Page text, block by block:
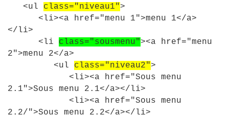
<ul class="niveau1">
<li><a href="menu 1">menu 1</a>
</li>
<li class="sousmenu"><a href="menu
2">menu 2</a>
<ul class="niveau2">
<li><a href="Sous menu
2.1">Sous menu 2 . 1</a></li>
<li><a href="Sous menu
2.2/">Sous menu 2 . 2</a></li>